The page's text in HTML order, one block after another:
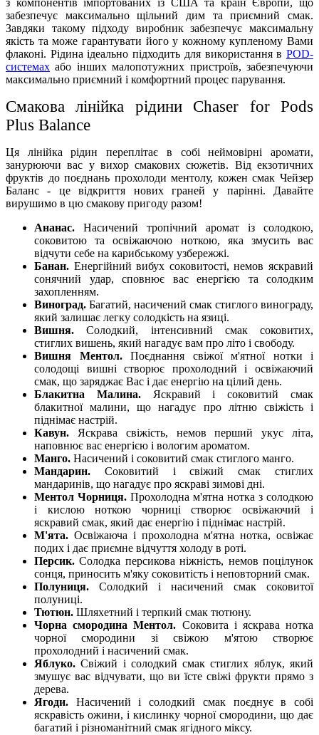
з компонентів імпортованих із США та країн Європи, що
забезпечує максимально щільний дим та приємний смак.
Завдяки такому підходу виробник забезпечує максимальну
якість та може гарантувати його у кожному купленому Вами
флаконі. Рідина ідеально підходить для використання в POD-
системах або інших малопотужних пристроїв, забезпечуючи
максимально приємний і комфортний процес парування.
Смакова лінійка рідини Chaser for Pods
Plus Balance
Ця лінійка рідин переплітає в собі неймовірні аромати,
занурюючи вас у вихор смакових сюжетів. Від екзотичних
фруктів до поєднань прохолоди ментолу, кожен смак Чейзер
Баланс - це відкриття нових граней у парінні. Давайте
вирушимо в цю смакову пригоду разом!
Ананас. Насичений тропічний аромат із солодкою,
соковитою та освіжаючою ноткою, яка змусить вас
відчути себе на карибському узбережжі.
Банан. Енергійний вибух соковитості, немов яскравий
сонячний удар, сповнює вас енергією та солодким
захопленням.
Виноград. Багатий, насичений смак стиглого винограду,
який залишає легку солодкість на язиці.
Вишня.Солодкий, інтенсивний смак соковитих,
стиглих вишень, який нагадує вам про літо і свободу.
Вишня Ментол. Поєднання свіжої м'ятної нотки і
солодощі вишні створює прохолодний і освіжаючий
смак, що заряджає Вас і дає енергію на цілий день.
Блакитна Малина. Яскравий і соковитий смак
блакитної малини, що нагадує про літню свіжість і
піднімає настрій.
Кавун. Яскрава свіжість, немов перший укус літа,
наповнює вас енергією і вологим ароматом.
Манго. Насичений і соковитий смак стиглого манго.
Мандарин. Соковитий і свіжий смак стиглих
мандаринів, що нагадує про яскраві зимові дні.
Ментол Чорниця. Прохолодна м'ятна нотка з солодкою
і кислою ноткою чорниці створює освіжаючий і
яскравий смак, який дає енергію і піднімає настрій.
М'ята. Освіжаюча і прохолодна м'ятна нотка, освіжає
подих і дає приємне відчуття холоду в роті.
Персик.Солодка персикова ніжність, немов поцілунок
сонця, приносить м'яку соковитість і неповторний смак.
Полуниця. Солодкий і насичений смак соковитої
полуниці.
Тютюн. Шляхетний і терпкий смак тютюну.
Чорна смородина Ментол. Соковита і яскрава нотка
чорної смородини зі свіжою м'ятою створює
прохолодний і насичений смак.
Яблуко.Свіжий і солодкий смак стиглих яблук, який
змушує вас відчувати, що ви їсте свіжі фрукти прямо з
дерева.
Ягоди. Насичений і солодкий смак поєднує в собі
яскравість ожини, і кислинку чорної смородини, що дає
багатий і різноманітний смак ягідного міксу.